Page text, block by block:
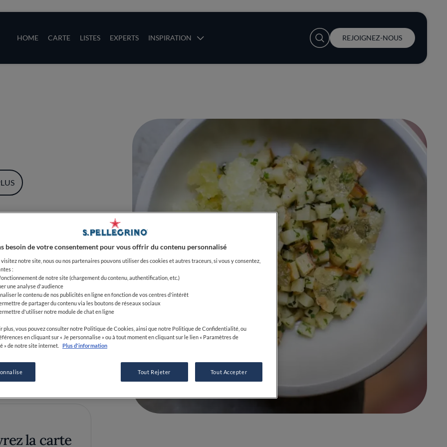
HOME CARTE LISTES EXPERTS INSPIRATION
User account menu
REJOIGNEZ-NOUS
0 0 0 0
42 58 00 11
de vin
la carte
besoin de votre consentement pour vous offrir du contenu personnalisé
visitez notre site, nous ou nos partenaires pouvons utiliser des cookies et autres traceurs, si vous y consentez,
:
de notre site (chargement du contenu, authentification, etc.)
une analyse d'audience
le contenu de nos publicités en ligne en fonction de vos centres d'intérêt
de partager du contenu via les boutons de réseaux sociaux
d'utiliser notre module de chat en ligne
plus, vous pouvez consulter notre Politique de Cookies, ainsi que notre Politique de Confidentialité, ou
en cliquant sur « Je personnalise » ou à tout moment en cliquant sur le lien « Paramètres de
» de notre site internet.
Plus d'information
Tout Rejeter Tout Accepter